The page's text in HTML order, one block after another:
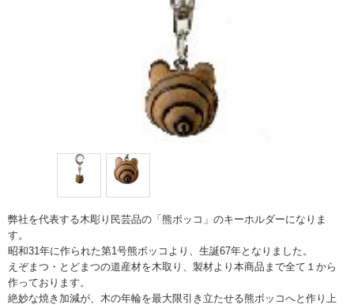
弊社を代表する木彫り民芸品の「熊ボッコ」のキーホルダーになりま
す。
昭和31年に作られた第1号熊ボッコより、生誕67年となりました。
えぞまつ・とどまつの道産材を木取り、製材より本商品まで全て１から
作っております。
絶妙な焼き加減が、木の年輪を最大限引き立たせる熊ボッコへと作り上